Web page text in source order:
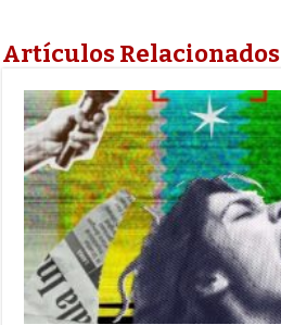
Artículos Relacionados